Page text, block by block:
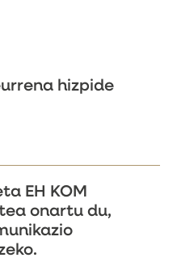
hizpide
EH KOM
onartu du,